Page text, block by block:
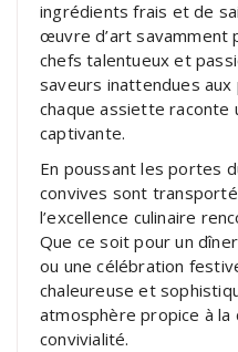
ingrédients frais et de
œuvre d’art savamment
chefs talentueux et
saveurs inattendues
chaque assiette raconte
captivante.
En poussant les portes
convives sont
l’excellence culinaire
Que ce soit pour un
ou une célébration
chaleureuse et
atmosphère propice à la
convivialité.